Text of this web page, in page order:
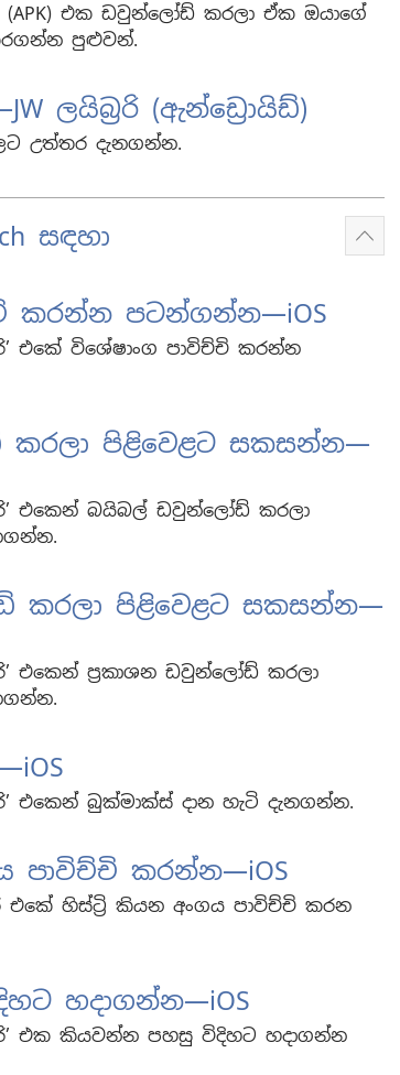
(APK) එක ඩවුන්ලෝඩ් කරලා ඒක ඔයාගේ
පුළුවන්.
ලයිබ්‍රරි (ඇන්ඩ්‍රොයිඩ්)
උත්තර දැනගන්න.
සඳහා
Show
කරන්න පටන්ගන්න—iOS
එකේ විශේෂාංග පාවිච්චි කරන්න
පිළිවෙළට සකසන්න—
එකෙන් බයිබල් ඩවුන්ලෝඩ් කරලා
කරලා පිළිවෙළට සකසන්න—
එකෙන් ප්‍රකාශන ඩවුන්ලෝඩ් කරලා
එකෙන් බුක්මාක්ස් දාන හැටි දැනගන්න.
පාවිච්චි කරන්න—iOS
එකේ හිස්ට්‍රි කියන අංගය පාවිච්චි කරන
හදාගන්න—iOS
එක කියවන්න පහසු විදිහට හදාගන්න